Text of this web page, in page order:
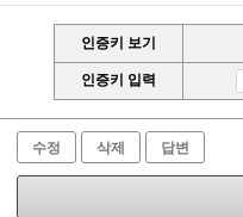
인증키 보기
인증키 입력
수정 삭제 답변